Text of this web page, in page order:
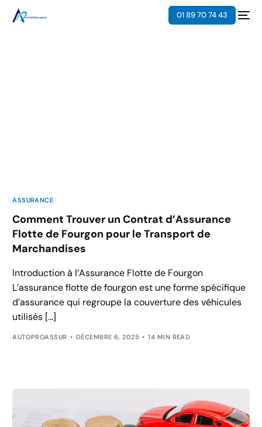
01 89 70 74 43
ASSURANCE
Comment Trouver un Contrat d’Assurance
Flotte de Fourgon pour le Transport de
Marchandises
Introduction à l’Assurance Flotte de Fourgon
L’assurance flotte de fourgon est une forme spécifique
d’assurance qui regroupe la couverture des véhicules
utilisés […]
AUTOPROASSUR DÉCEMBRE 6, 2025 14 MIN READ